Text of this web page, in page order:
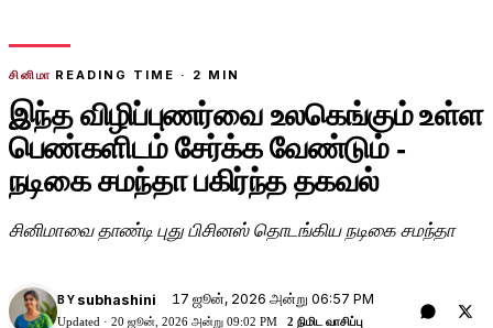
சினிமா READING TIME · 2 MIN
இந்த விழிப்புணர்வை உலகெங்கும் உள்ள
பெண்களிடம் சேர்க்க வேண்டும் -
நடிகை சமந்தா பகிர்ந்த தகவல்
சினிமாவை தாண்டி புது பிசினஸ் தொடங்கிய நடிகை சமந்தா
BY subhashini 17 ஜூன், 2026 அன்று 06:57 PM
Updated · 20 ஜூன், 2026 அன்று 09:02 PM 2 நிமிட வாசிப்பு